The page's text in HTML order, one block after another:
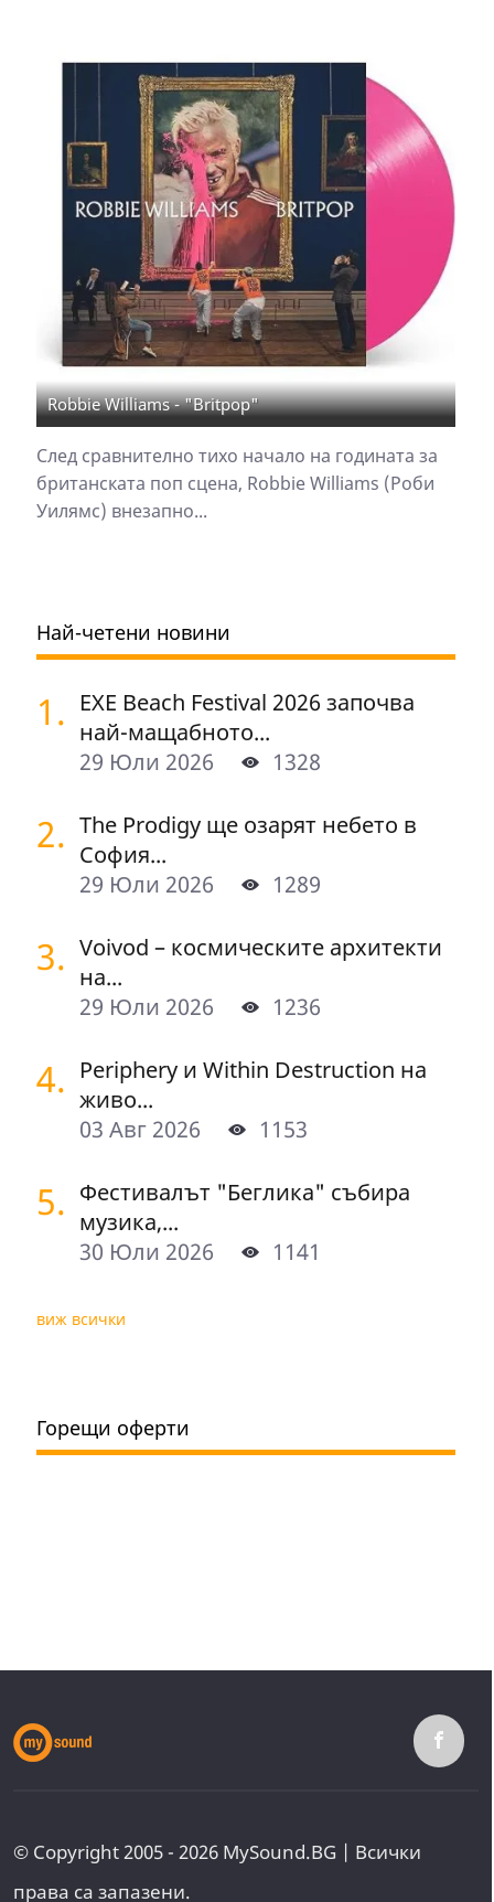
Robbie Williams - "Britpop"
След сравнително тихо начало на годината за
британската поп сцена, Robbie Williams (Роби
Уилямс) внезапно...
Най-четени новини
1. EXE Beach Festival 2026 започва
най-мащабното...
29 Юли 2026
1328
2. The Prodigy ще озарят небето в
София...
29 Юли 2026
1289
3. Voivod – космическите архитекти
на...
29 Юли 2026
1236
4. Periphery и Within Destruction на
живо...
03 Авг 2026
1153
5. Фестивалът "Беглика" събира
музика,...
30 Юли 2026
1141
виж всички
Горещи оферти
© Copyright 2005 - 2026 MySound.BG | Всички
права са запазени.